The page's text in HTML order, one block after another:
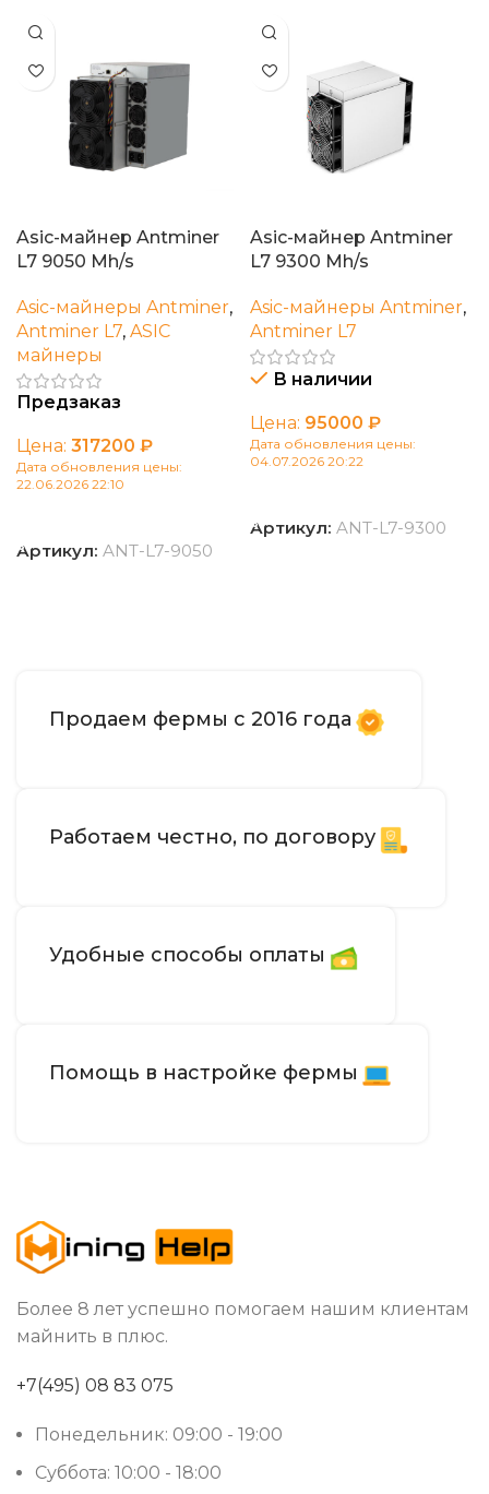
Asic-майнер Antminer
L7 9050 Mh/s
Asic-майнеры Antminer,
Antminer L7, ASIC
майнеры
Предзаказ
Цена: 317200 ₽
Дата обновления цены:
22.06.2026 22:10
Артикул: ANT-L7-9050
Asic-майнер Antminer
L7 9300 Mh/s
Asic-майнеры Antminer,
Antminer L7
В наличии
Цена: 95000 ₽
Дата обновления цены:
04.07.2026 20:22
Артикул: ANT-L7-9300
Продаем фермы с 2016 года
Работаем честно, по договору
Удобные способы оплаты
Помощь в настройке фермы
Более 8 лет успешно помогаем нашим клиентам
майнить в плюс.
+7(495) 08 83 075
Понедельник: 09:00 - 19:00
Суббота: 10:00 - 18:00